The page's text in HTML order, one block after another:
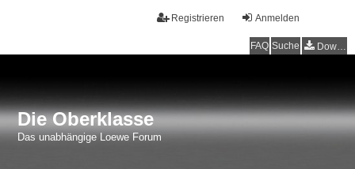
Anmelden
Registrieren
FAQ Suche Downloads
Die Oberklasse
Das unabhängige Loewe Forum